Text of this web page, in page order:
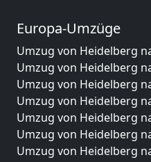
Europa-Umzüge
Umzug von Heidelberg
Umzug von Heidelberg
Umzug von Heidelberg
Umzug von Heidelberg
Umzug von Heidelberg
Umzug von Heidelberg
Umzug von Heidelberg